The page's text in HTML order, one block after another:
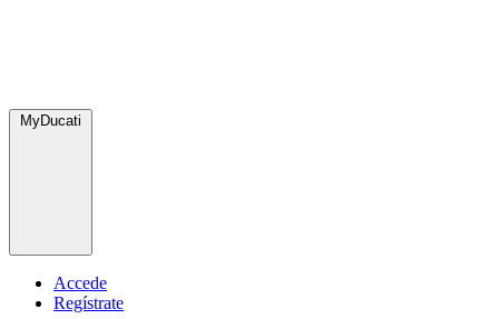
MyDucati
Accede
Regístrate